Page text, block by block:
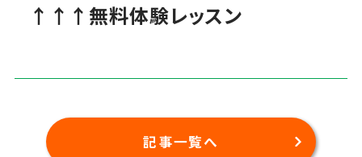
↑↑↑無料体験レッスン
記事一覧へ